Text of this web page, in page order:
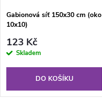
Gabionová síť 150x30 cm (oko
10x10)
123 Kč
Skladem
DO KOŠÍKU